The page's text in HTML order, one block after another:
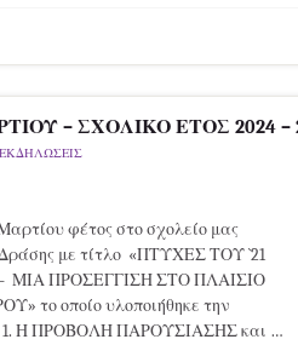
– ΣΧΟΛΙΚΟ ΕΤΟΣ 2024 –
φέτος στο σχολείο μας
Δράσης με τίτλο «ΠΤΥΧΕΣ ΤΟΥ `21
ΠΡΟΣΕΓΓΙΣΗ ΣΤΟ ΠΛΑΙΣΙΟ
οποίο υλοποιήθηκε την
1. Η ΠΡΟΒΟΛΗ ΠΑΡΟΥΣΙΑΣΗΣ και …